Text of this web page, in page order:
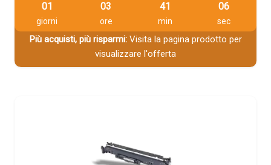
01
giorni
03
ore
41
min
06
sec
Più acquisti, più risparmi:Visita la pagina prodotto per
visualizzare l'offerta